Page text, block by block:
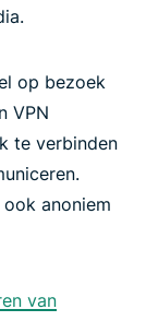
op bezoek
VPN
te verbinden
anoniem
van